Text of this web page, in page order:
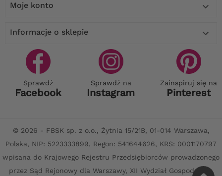
Moje konto 
Informacje o sklepie 
Sprawdź
Facebook
Sprawdź na
Instagram
Zainspiruj się na
Pinterest
© 2026 - FBSK sp. z o.o., Żytnia 15/21B, 01-014 Warszawa,
Polska, NIP: 5223333899, Regon: 541644626, KRS: 0001170797
wpisana do Krajowego Rejestru Przedsiębiorców prowadzonego
przez Sąd Rejonowy dla Warszawy, XII Wydział Gospodarczy,